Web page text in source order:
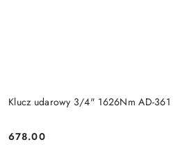
Klucz udarowy 3/4" 1626Nm AD-361
Cena:
678.00